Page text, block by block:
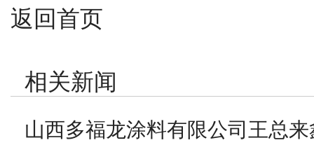
返回首页
相关新闻
山西多福龙涂料有限公司王总